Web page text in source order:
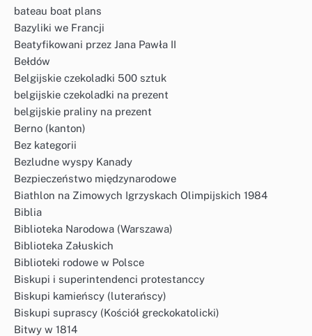
bateau boat plans
Bazyliki we Francji
Beatyfikowani przez Jana Pawła II
Bełdów
Belgijskie czekoladki 500 sztuk
belgijskie czekoladki na prezent
belgijskie praliny na prezent
Berno (kanton)
Bez kategorii
Bezludne wyspy Kanady
Bezpieczeństwo międzynarodowe
Biathlon na Zimowych Igrzyskach Olimpijskich 1984
Biblia
Biblioteka Narodowa (Warszawa)
Biblioteka Załuskich
Biblioteki rodowe w Polsce
Biskupi i superintendenci protestanccy
Biskupi kamieńscy (luterańscy)
Biskupi suprascy (Kościół greckokatolicki)
Bitwy w 1814